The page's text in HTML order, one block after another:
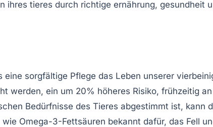
sorgfältige Pflege das Leben unserer
werden, ein um 20% höheres Risiko, frühzeitig an
Bedürfnisse des Tieres abgestimmt ist, kann
Omega-3-Fettsäuren bekannt dafür, das Fell